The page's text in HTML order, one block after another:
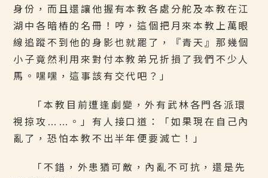
身份，而且還讓他握有本教各處分舵及本教在江
湖中各暗樁的名冊！哼，這個把月來本教上萬眼
線追蹤不到他的身影也就罷了，『青天』那幾個
小子竟然利用來對付本教弟兄折損了我們不少人
馬。嘿嘿，這事該有交代吧？」
「本教目前遭逢劇變，外有武林各門各派環
視掠攻……。」有人接口道：「如果現在自己內
亂了，恐怕本教不出半年便要滅亡！」
「不錯，外患猶可敵，內亂不可抗，還是先